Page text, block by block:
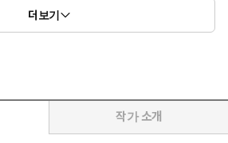
사를 보여주는 것이 왜 필요한지에 대해
는 없을 것입니다. 하지만 역사를 이야기
줘야 할지, 어떤 식으로 보여줄지에 대해
더보기
작가 소개